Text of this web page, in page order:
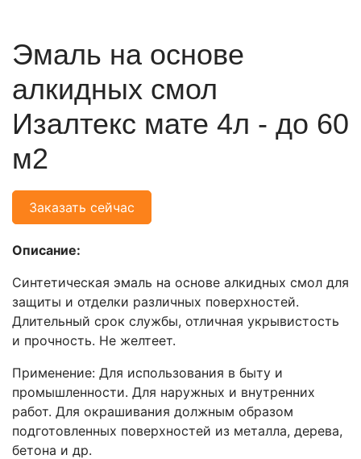
Эмаль на основе
алкидных смол
Изалтекс мате 4л - до 60
м2
Заказать сейчас
Описание:
Синтетическая эмаль на основе алкидных смол для
защиты и отделки различных поверхностей.
Длительный срок службы, отличная укрывистость
и прочность. Не желтеет.
Применение: Для использования в быту и
промышленности. Для наружных и внутренних
работ. Для окрашивания должным образом
подготовленных поверхностей из металла, дерева,
бетона и др.